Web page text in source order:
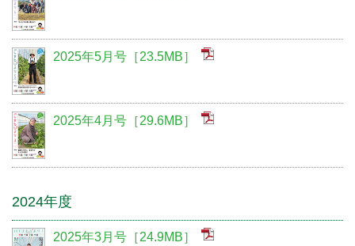
2025年5月号［23.5MB］
2025年4月号［29.6MB］
2024年度
2025年3月号［24.9MB］